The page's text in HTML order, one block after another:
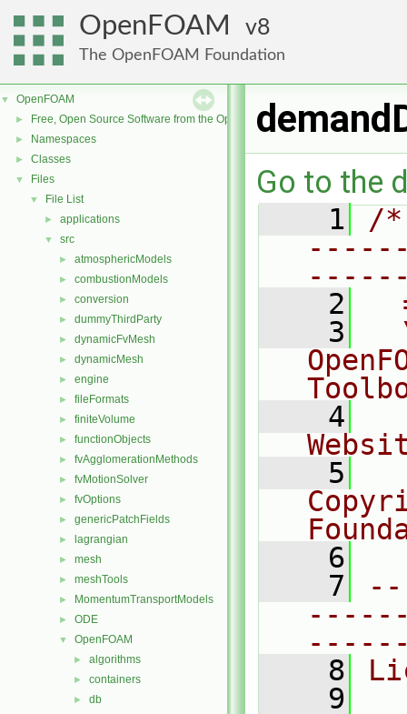
OpenFOAM 8
The OpenFOAM Foundation
▼ OpenFOAM
► Free, Open Source Software from the OpenFOAM Foundation
► Namespaces
► Classes
▼ Files
▼ File List
► applications
▼ src
► atmosphericModels
► combustionModels
► conversion
► dummyThirdParty
► dynamicFvMesh
► dynamicMesh
► engine
► fileFormats
► finiteVolume
► functionObjects
► fvAgglomerationMethods
► fvMotionSolver
► fvOptions
► genericPatchFields
► lagrangian
► mesh
► meshTools
► MomentumTransportModels
► ODE
▼ OpenFOAM
► algorithms
► containers
► db
Go to the
    1
/
    2
    3
    4
    5
    6
    7
    8
    9